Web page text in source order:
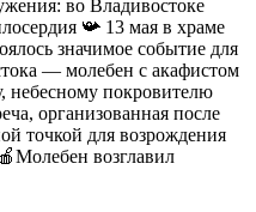
во Владивостоке
📯 13 мая в храме
значимое событие для
— молебен с акафистом
небесному покровителю
организованная после
точкой для возрождения
возглавил